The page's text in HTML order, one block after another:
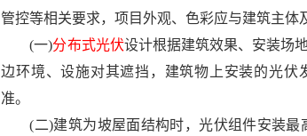
管控等相关要求，项目外观、色彩应与建筑主体
(一)分布式光伏设计根据建筑效果、安装场
边环境、设施对其遮挡，建筑物上安装的光
准。
(二)建筑为坡屋面结构时，光伏组件安装